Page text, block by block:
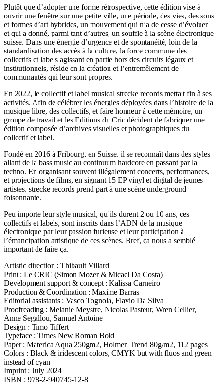
Plutôt que d’adopter une forme rétrospective, cette édition vise à
ouvrir une fenêtre sur une petite ville, une période, des vies, des sons
et formes d’art hybrides, un mouvement qui n’a de cesse d’évoluer
et qui a donné, parmi tant d’autres, un souffle à la scène électronique
suisse. Dans une énergie d’urgence et de spontanéité, loin de la
standardisation des accès à la culture, la force commune des
collectifs et labels agissant en partie hors des circuits légaux et
institutionnels, réside en la création et l’entremêlement de
communautés qui leur sont propres.
En 2022, le collectif et label musical strecke records mettait fin à ses
activités. Afin de célébrer les énergies déployées dans l’histoire de la
musique libre, des collectifs, et faire honneur à cette mémoire, un
groupe de travail et les Editions du Cric décident de fabriquer une
édition composée d’archives visuelles et photographiques du
collectif et label.
Fondé en 2016 à Fribourg, en Suisse, il se reconnaît dans des styles
allant de la bass music au continuum hardcore en passant par la
techno. En organisant souvent illégalement concerts, performances,
et projections de films, en signant 15 EP vinyl et digital de jeunes
artistes, strecke records prend part à une scène underground
foisonnante.
Peu importe leur style musical, qu’ils durent 2 ou 10 ans, ces
collectifs et labels, sont inscrits dans l’ADN de la musique
électronique par leur passion furieuse et leur participation à
l’émancipation artistique de ces scènes. Bref, ça nous a semblé
important de faire ça.
Artistic direction : Thibault Villard
Print : Le CRIC (Simon Mozer & Micael Da Costa)
Development support & concept : Kalissa Carneiro
Production & Coordination : Maxime Barras
Editorial assistants : Vasco Tognola, Flavio Da Silva
Proofreading : Melanie Meystre, Nicolas Pasteur, Wren Cellier,
Anne Segallou, Samuel Antoine
Design : Timo Tiffert
Typeface : Times New Roman Bold
Paper : Materica Aqua 250gm2, Holmen Trend 80g/m2, 112 pages
Colors : Black & iridescent colors, CMYK but with fluos and green
instead of cyan
Imprint : July 2024
ISBN : 978-2-940745-12-8